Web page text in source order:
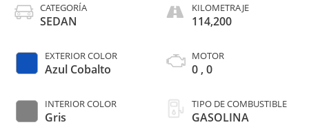
CATEGORÍA
SEDAN
EXTERIOR COLOR
Azul Cobalto
INTERIOR COLOR
Gris
KILOMETRAJE
114,200
MOTOR
0 , 0
TIPO DE COMBUSTIBLE
GASOLINA